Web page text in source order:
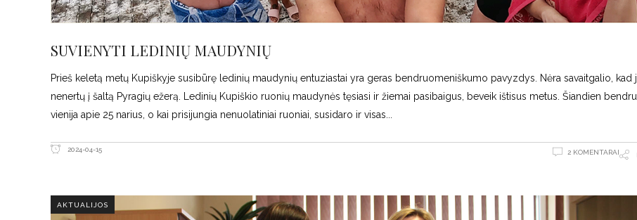
SUVIENYTI LEDINIŲ MAUDYNIŲ
Prieš keletą metų Kupiškyje susibūrę ledinių maudynių entuziastai yra geras bendruomeniškumo pavyzdys. Nėra savaitgalio, kad
nenertų į šaltą Pyragių ežerą. Ledinių Kupiškio ruonių maudynės tęsiasi ir žiemai pasibaigus, beveik ištisus metus. Šiandien
vienija apie 25 narius, o kai prisijungia nenuolatiniai ruoniai, susidaro ir visas
2024-04-15 2 KOMENTARAI
AKTUALIJOS